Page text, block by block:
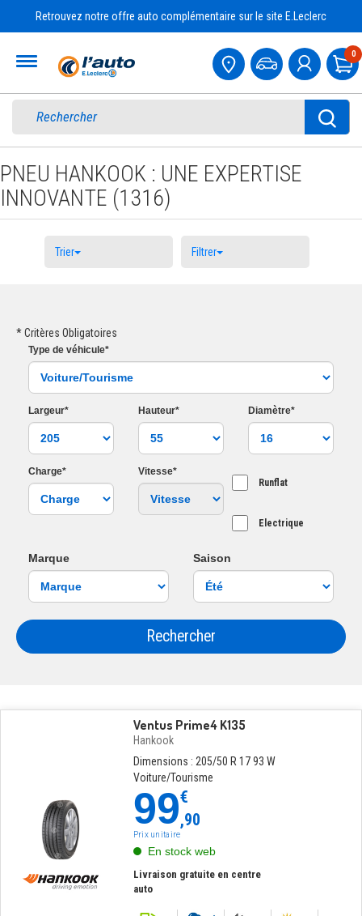
Retrouvez notre offre auto complémentaire sur le site E.Leclerc
0
PNEU HANKOOK : UNE EXPERTISE
INNOVANTE (1316)
Trier Filtrer
* Critères Obligatoires
Type de véhicule*
Largeur* Hauteur* Diamètre*
Charge*
Vitesse*
Runflat
Electrique
Marque Saison
Rechercher
Ventus Prime4 K135
Hankook
Dimensions : 205/50 R 17 93 W
Voiture/Tourisme
99€
,90
Prix unitaire
En stock web
Livraison gratuite en centre
auto